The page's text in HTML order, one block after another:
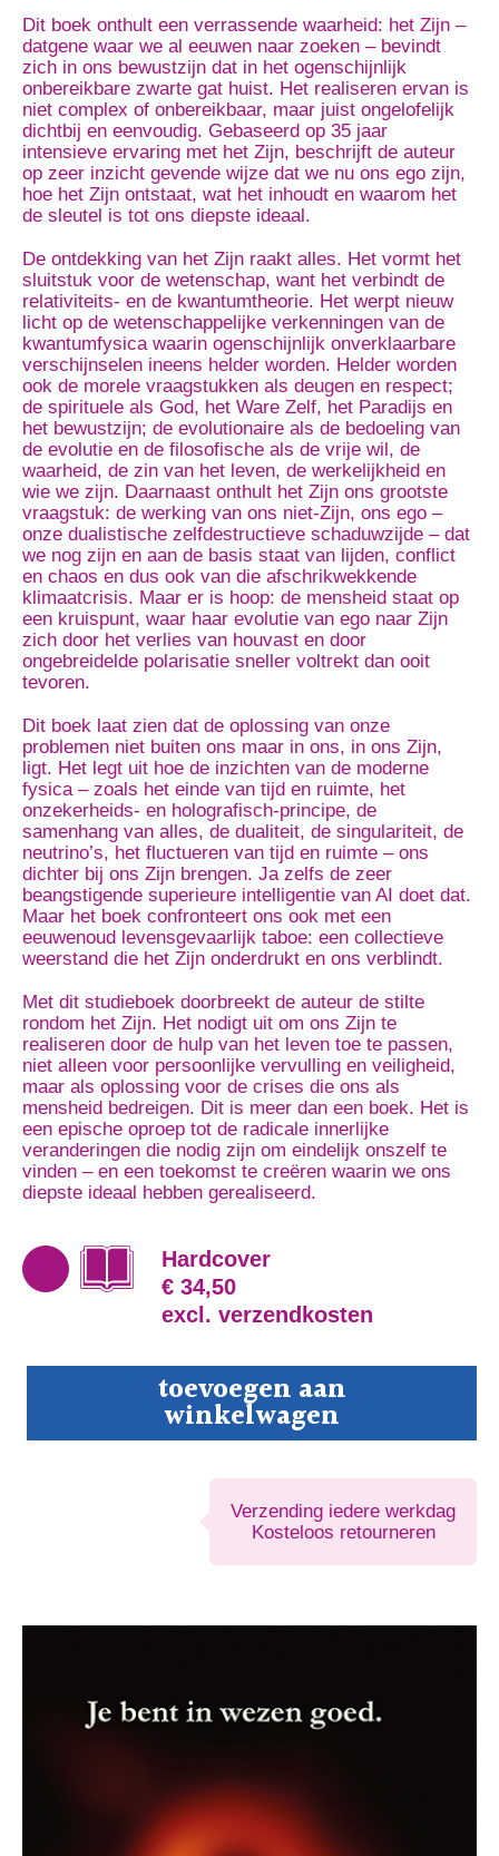
Dit boek onthult een verrassende waarheid: het Zijn –
datgene waar we al eeuwen naar zoeken – bevindt
zich in ons bewustzijn dat in het ogenschijnlijk
onbereikbare zwarte gat huist. Het realiseren ervan is
niet complex of onbereikbaar, maar juist ongelofelijk
dichtbij en eenvoudig. Gebaseerd op 35 jaar
intensieve ervaring met het Zijn, beschrijft de auteur
op zeer inzicht gevende wijze dat we nu ons ego zijn,
hoe het Zijn ontstaat, wat het inhoudt en waarom het
de sleutel is tot ons diepste ideaal.
De ontdekking van het Zijn raakt alles. Het vormt het
sluitstuk voor de wetenschap, want het verbindt de
relativiteits- en de kwantumtheorie. Het werpt nieuw
licht op de wetenschappelijke verkenningen van de
kwantumfysica waarin ogenschijnlijk onverklaarbare
verschijnselen ineens helder worden. Helder worden
ook de morele vraagstukken als deugen en respect;
de spirituele als God, het Ware Zelf, het Paradijs en
het bewustzijn; de evolutionaire als de bedoeling van
de evolutie en de filosofische als de vrije wil, de
waarheid, de zin van het leven, de werkelijkheid en
wie we zijn. Daarnaast onthult het Zijn ons grootste
vraagstuk: de werking van ons niet-Zijn, ons ego –
onze dualistische zelfdestructieve schaduwzijde – dat
we nog zijn en aan de basis staat van lijden, conflict
en chaos en dus ook van die afschrikwekkende
klimaatcrisis. Maar er is hoop: de mensheid staat op
een kruispunt, waar haar evolutie van ego naar Zijn
zich door het verlies van houvast en door
ongebreidelde polarisatie sneller voltrekt dan ooit
tevoren.
Dit boek laat zien dat de oplossing van onze
problemen niet buiten ons maar in ons, in ons Zijn,
ligt. Het legt uit hoe de inzichten van de moderne
fysica – zoals het einde van tijd en ruimte, het
onzekerheids- en holografisch-principe, de
samenhang van alles, de dualiteit, de singulariteit, de
neutrino’s, het fluctueren van tijd en ruimte – ons
dichter bij ons Zijn brengen. Ja zelfs de zeer
beangstigende superieure intelligentie van AI doet dat.
Maar het boek confronteert ons ook met een
eeuwenoud levensgevaarlijk taboe: een collectieve
weerstand die het Zijn onderdrukt en ons verblindt.
Met dit studieboek doorbreekt de auteur de stilte
rondom het Zijn. Het nodigt uit om ons Zijn te
realiseren door de hulp van het leven toe te passen,
niet alleen voor persoonlijke vervulling en veiligheid,
maar als oplossing voor de crises die ons als
mensheid bedreigen. Dit is meer dan een boek. Het is
een epische oproep tot de radicale innerlijke
veranderingen die nodig zijn om eindelijk onszelf te
vinden – en een toekomst te creëren waarin we ons
diepste ideaal hebben gerealiseerd.
Hardcover
€ 34,50
excl. verzendkosten
wezen
toevoegen aan
winkelwagen
Verzending iedere werkdag
Kosteloos retourneren